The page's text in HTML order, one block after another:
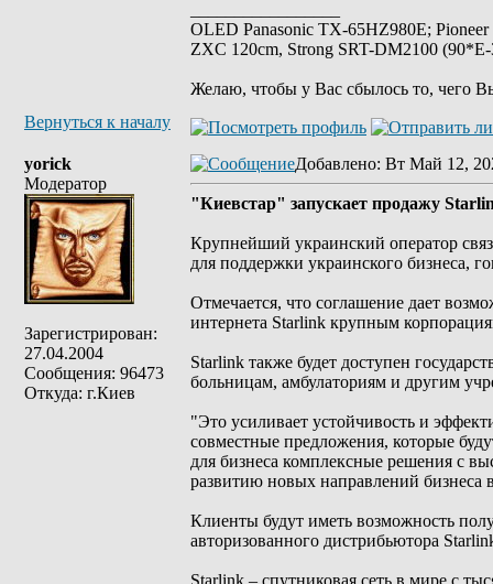
OLED Panasonic TX-65HZ980E;
ZXC 120cm, Strong SRT-DM2100
Желаю, чтобы у Вас сбылось то, чего
Вернуться к началу
yorick
Модератор
Зарегистрирован:
27.04.2004
Сообщения: 96473
Откуда: г.Киев
Добавлено: Вт Май 12,
"Киевстар" запускает продажу
Крупнейший украинский оператор
для поддержки украинского бизнеса,
Отмечается, что соглашение дает
интернета Starlink крупным
Starlink также будет доступен
больницам, амбулаториям и другим
"Это усиливает устойчивость и
совместные предложения, которые
для бизнеса комплексные решения с
развитию новых направлений
Клиенты будут иметь возможность
авторизованного дистрибьютора
Starlink – спутниковая сеть в мире с